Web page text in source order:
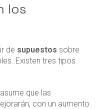
los
de supuestos sobre
Existen tres tipos
que las
con un aumento